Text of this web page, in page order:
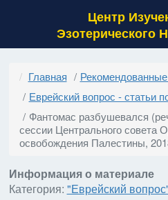
Центр
Эзотерического
Главная
Еврейский вопрос - статьи
Фантомас разбушевался
сессии Центрального совета
освобождения Палестины,
Информация о материале
Категория: "Еврейский